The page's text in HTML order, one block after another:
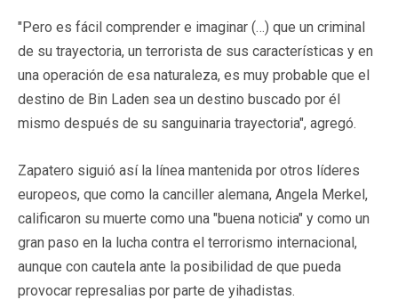
"Pero es fácil comprender e imaginar (…) que un criminal
de su trayectoria, un terrorista de sus características y en
una operación de esa naturaleza, es muy probable que el
destino de Bin Laden sea un destino buscado por él
mismo después de su sanguinaria trayectoria", agregó.
Zapatero siguió así la línea mantenida por otros líderes
europeos, que como la canciller alemana, Angela Merkel,
calificaron su muerte como una "buena noticia" y como un
gran paso en la lucha contra el terrorismo internacional,
aunque con cautela ante la posibilidad de que pueda
provocar represalias por parte de yihadistas.